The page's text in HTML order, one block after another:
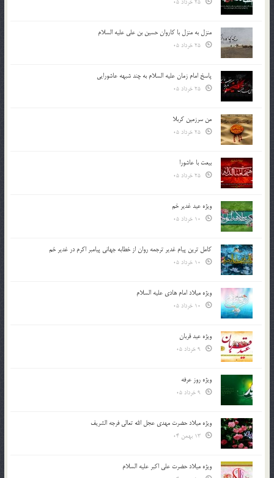
منزل به منزل با کاروان حسین بن علی علیه السلام
پاسخ امام زمان علیه السلام به چند شبهه عاشورایی
من سرزمین کربلا
بیعت با عاشورا
ویژه عید غدیر خم
کامل ترین پیام غدیر ترجمه روان از خطابه جهانی پیامبر اکرم در غدیر خم
ویژه میلاد امام هادی علیه السلام
ویژه عید قربان
ویژه روز عرفه
ویژه میلاد حضرت مهدی عجل الله تعالی فرجه الشريف
ویژه میلاد حضرت علی اکبر علیه السلام